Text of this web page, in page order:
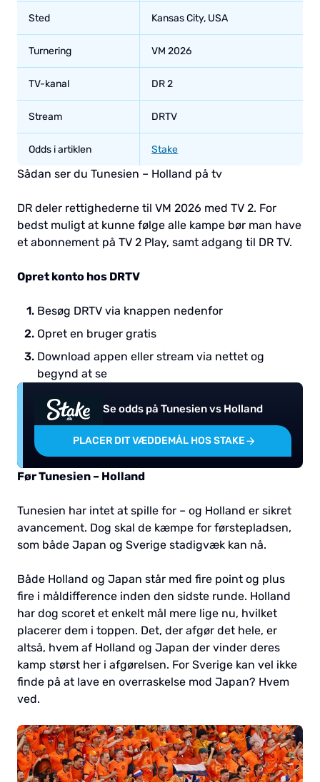
Sted Kansas City, USA
Turnering VM 2026
TV-kanal DR 2
Stream DRTV
Odds i artiklen Stake
Sådan ser du Tunesien – Holland på tv
DR deler rettighederne til VM 2026 med TV 2. For
bedst muligt at kunne følge alle kampe bør man have
et abonnement på TV 2 Play, samt adgang til DR TV.
Opret konto hos DRTV
Besøg DRTV via knappen nedenfor
Opret en bruger gratis
Download appen eller stream via nettet og
begynd at se
Se odds på Tunesien vs Holland
PLACER DIT VÆDDEMÅL HOS STAKE
Før Tunesien – Holland
Tunesien har intet at spille for – og Holland er sikret
avancement. Dog skal de kæmpe for førstepladsen,
som både Japan og Sverige stadigvæk kan nå.
Både Holland og Japan står med fire point og plus
fire i måldifference inden den sidste runde. Holland
har dog scoret et enkelt mål mere lige nu, hvilket
placerer dem i toppen. Det, der afgør det hele, er
altså, hvem af Holland og Japan der vinder deres
kamp størst her i afgørelsen. For Sverige kan vel ikke
finde på at lave en overraskelse mod Japan? Hvem
ved.